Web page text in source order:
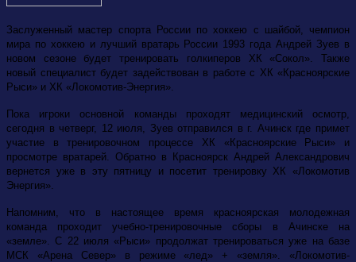
Заслуженный мастер спорта России по хоккею с шайбой, чемпион
мира по хоккею и лучший вратарь России 1993 года Андрей Зуев в
новом сезоне будет тренировать голкиперов ХК «Сокол». Также
новый специалист будет задействован в работе с ХК «Красноярские
Рыси» и ХК «Локомотив-Энергия».
Пока игроки основной команды проходят медицинский осмотр,
сегодня в четверг, 12 июля, Зуев отправился в г. Ачинск где примет
участие в тренировочном процессе ХК «Красноярские Рыси» и
просмотре вратарей. Обратно в Красноярск Андрей Александрович
вернется уже в эту пятницу и посетит тренировку ХК «Локомотив
Энергия».
Напомним, что в настоящее время красноярская молодежная
команда проходит учебно-тренировочные сборы в Ачинске на
«земле». С 22 июля «Рыси» продолжат тренироваться уже на базе
МСК «Арена Север» в режиме «лед» + «земля». «Локомотив-